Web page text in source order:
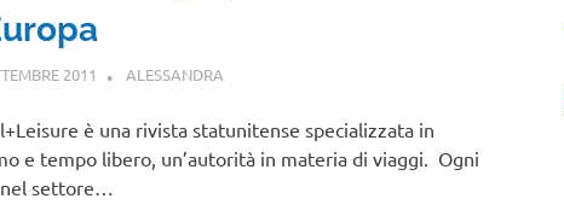
2011 ALESSANDRA
è una rivista statunitense specializzata in
e tempo libero, un’autorità in materia di viaggi. Ogni
settore…